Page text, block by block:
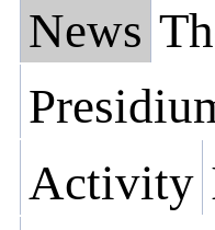
News
Activity